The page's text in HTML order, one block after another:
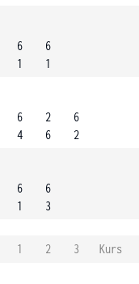
6
1
6
1
6
4
2
6
6
2
6
1
6
3
1 2 3
Kurs